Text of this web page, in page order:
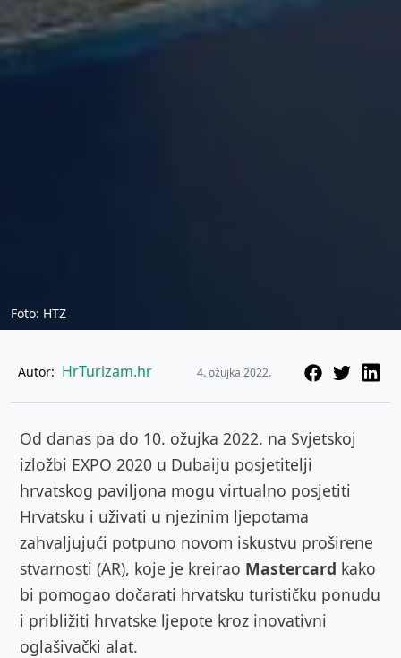
Foto: HTZ
Autor: HrTurizam.hr 4. ožujka 2022.
Od danas pa do 10. ožujka 2022. na Svjetskoj
izložbi EXPO 2020 u Dubaiju posjetitelji
hrvatskog paviljona mogu virtualno posjetiti
Hrvatsku i uživati u njezinim ljepotama
zahvaljujući potpuno novom iskustvu proširene
stvarnosti (AR), koje je kreirao Mastercard kako
bi pomogao dočarati hrvatsku turističku ponudu
i približiti hrvatske ljepote kroz inovativni
oglašivački alat.